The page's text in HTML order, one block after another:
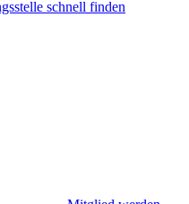
schnell finden